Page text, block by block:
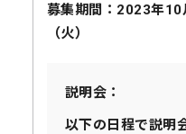
募集期間：2023年10
（火）
説明会：
以下の日程で説明